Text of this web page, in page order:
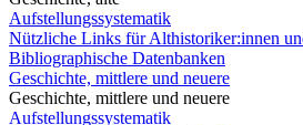
Aufstellungssystematik
Nützliche Links für Althistoriker:innen
Bibliographische Datenbanken
Geschichte, mittlere und neuere
Geschichte, mittlere und neuere
Aufstellungssystematik